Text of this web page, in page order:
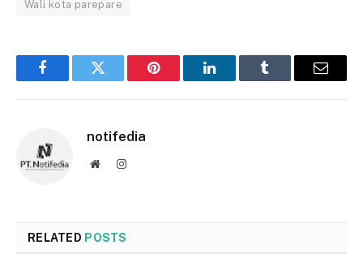
Wali kota parepare
FacebookTwitter Pinterest LinkedInTumblr Email
notifedia
WebsiteInstagram
RELATED POSTS